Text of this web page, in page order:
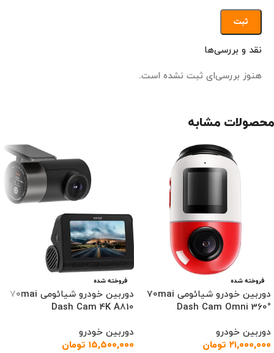
نقد و بررسی‌ها
هنوز بررسی‌ای ثبت نشده است.
محصولات مشابه
فروخته شده
دوربین خودرو شیائومی 70mai
Dash Cam Omni 360°
دوربین خودرو
۲۱,۰۰۰,۰۰۰ تومان
فروخته شده
دوربین خودرو شیائومی 70mai
Dash Cam 4K A810
دوربین خودرو
۱۵,۵۰۰,۰۰۰ تومان